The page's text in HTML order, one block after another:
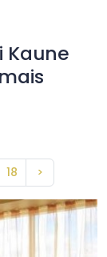
Kaune
18 >